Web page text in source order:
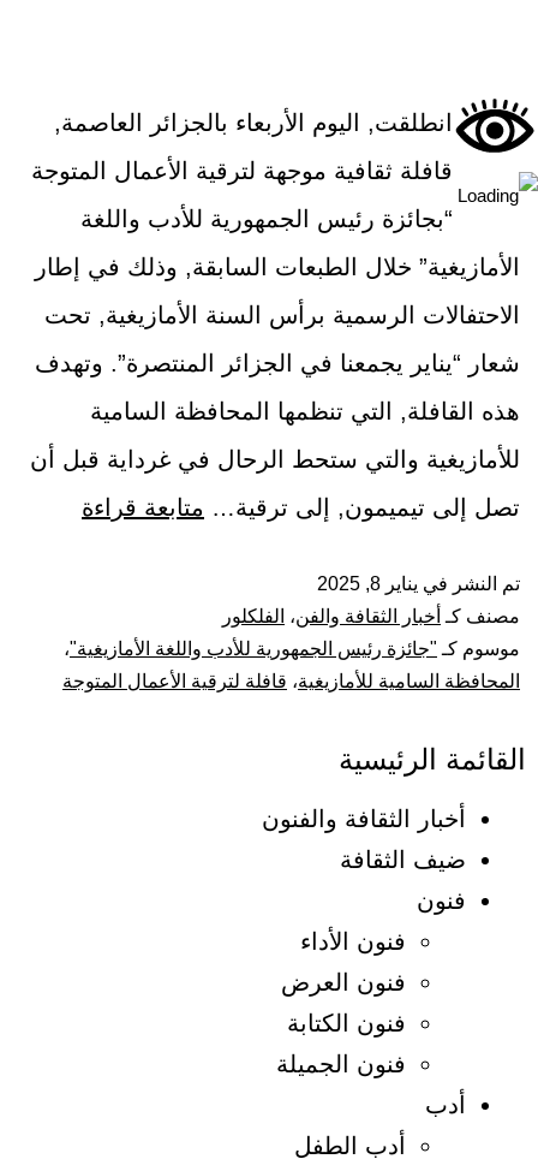
انطلقت, اليوم الأربعاء بالجزائر العاصمة,
قافلة ثقافية موجهة لترقية الأعمال المتوجة
“بجائزة رئيس الجمهورية للأدب واللغة
الأمازيغية” خلال الطبعات السابقة, وذلك في إطار
الاحتفالات الرسمية برأس السنة الأمازيغية, تحت
شعار “يناير يجمعنا في الجزائر المنتصرة”. وتهدف
هذه القافلة, التي تنظمها المحافظة السامية
للأمازيغية والتي ستحط الرحال في غرداية قبل أن
تصل إلى تيميمون, إلى ترقية… متابعة قراءة
تم النشر في يناير 8, 2025
مصنف كـ أخبار الثقافة والفن، الفلكلور
موسوم كـ "جائزة رئيس الجمهورية للأدب واللغة الأمازيغية"،
المحافظة السامية للأمازيغية، قافلة لترقية الأعمال المتوجة
القائمة الرئيسية
أخبار الثقافة والفنون
ضيف الثقافة
فنون
فنون الأداء
فنون العرض
فنون الكتابة
فنون الجميلة
أدب
أدب الطفل